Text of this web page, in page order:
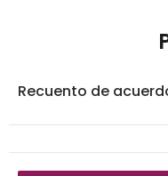
Recuento de